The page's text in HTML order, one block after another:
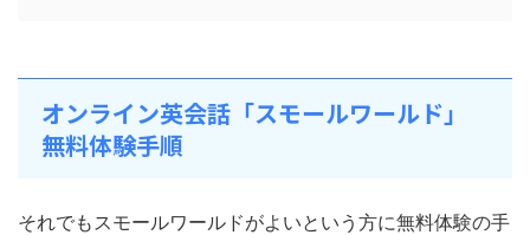
オンライン英会話「スモールワールド」
無料体験手順
それでもスモールワールドがよいという方に無料体験の手